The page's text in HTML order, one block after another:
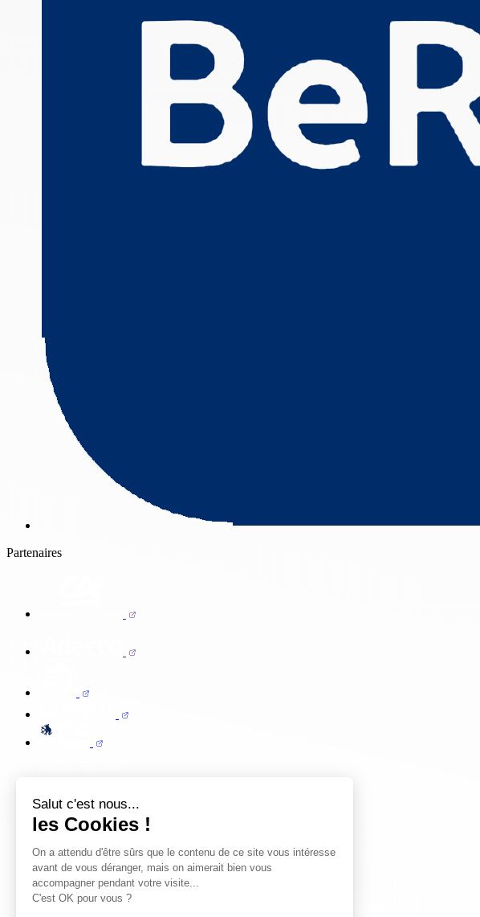
Salut c'est nous...
les Cookies !
On a attendu d'être sûrs que le contenu de ce site vous intéresse
avant de vous déranger, mais on aimerait bien vous
accompagner pendant votre visite...
C'est OK pour vous ?
Partenaires